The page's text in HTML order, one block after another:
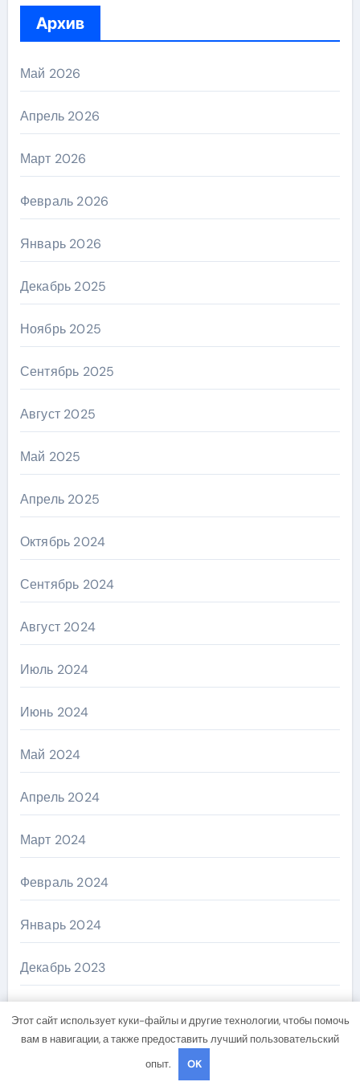
Архив
Май 2026
Апрель 2026
Март 2026
Февраль 2026
Январь 2026
Декабрь 2025
Ноябрь 2025
Сентябрь 2025
Август 2025
Май 2025
Апрель 2025
Октябрь 2024
Сентябрь 2024
Август 2024
Июль 2024
Июнь 2024
Май 2024
Апрель 2024
Март 2024
Февраль 2024
Январь 2024
Декабрь 2023
Этот сайт использует куки-файлы и другие технологии, чтобы помочь
вам в навигации, а также предоставить лучший пользовательский
опыт.
OK